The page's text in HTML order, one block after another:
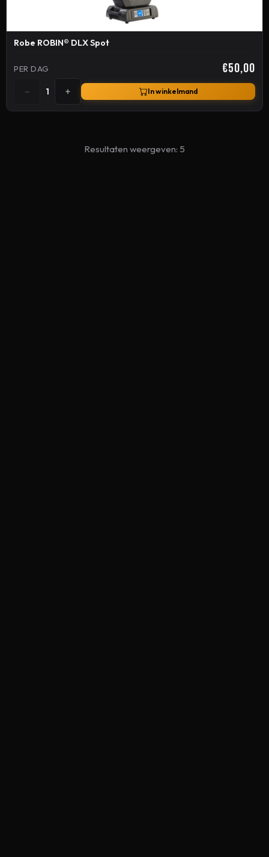
Robe ROBIN® DLX Spot
PER DAG €50,00
− 1 + In winkelmand
Resultaten weergeven: 5